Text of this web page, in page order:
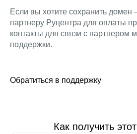
Если вы хотите сохранить домен
партнеру Руцентра для оплаты
контакты для связи с партнером
поддержки.
Обратиться в поддержку
Как получить